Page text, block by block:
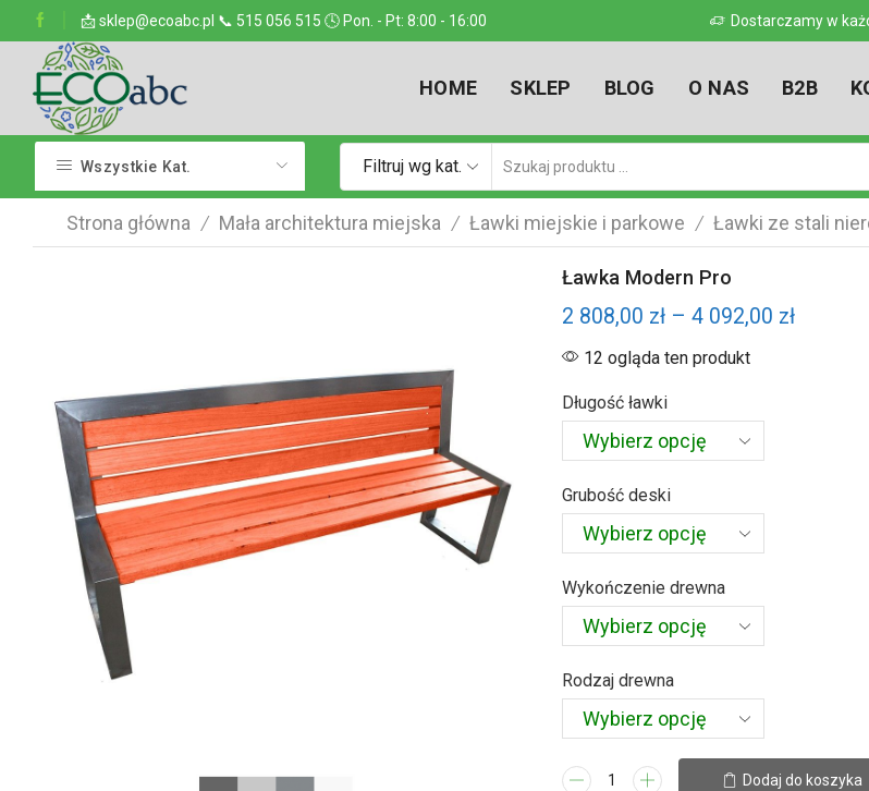
📩 sklep@ecoabc.pl 📞 515 056 515 🕓 Pon. - Pt: 8:00 - 16:00
w kraju Dostarczamy w każde miejsce w kraju Dostarczamy w
HOME SKLEP BLOG O NAS B2B
Wszystkie Kat. Filtruj wg kat.
wyszukiwania
Strona główna / Mała architektura miejska / Ławki miejskie i parkowe / Ławki ze stali
Ławka Modern Pro
2 808,00 zł – 4 092,00 złZakres
12 ogląda ten produkt
Długość ławki
Grubość deski
Wykończenie drewna
Rodzaj drewna
ilość
Dodaj do koszyka